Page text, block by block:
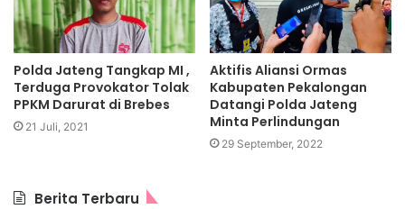
Polda Jateng Tangkap MI ,
Terduga Provokator Tolak
PPKM Darurat di Brebes
21 Juli, 2021
Aktifis Aliansi Ormas
Kabupaten Pekalongan
Datangi Polda Jateng
Minta Perlindungan
29 September, 2022
Berita Terbaru